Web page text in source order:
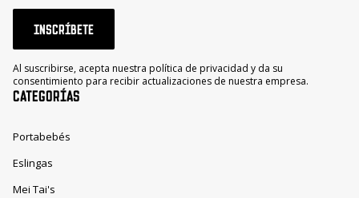
INSCRÍBETE
Al suscribirse, acepta nuestra política de privacidad y da su
consentimiento para recibir actualizaciones de nuestra empresa.
CATEGORÍAS
Portabebés
Eslingas
Mei Tai's